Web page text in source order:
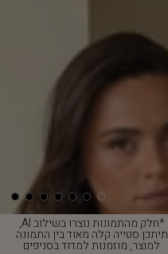
*חלק מהתמונות נוצרו בשילוב AI,
תיתכן סטייה קלה מאוד בין התמונה
למוצר, מוזמנות למדוד בסניפים